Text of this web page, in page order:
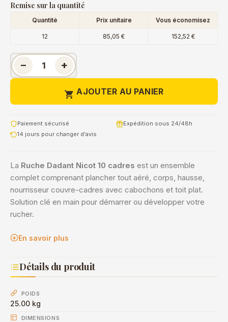
Remise sur la quantité
Quantité Prix unitaire Vous économisez
12 85,05 € 152,52 €
− +
 AJOUTER AU PANIER
Paiement sécurisé
Expédition sous 24/48h
14 jours pour changer d'avis
La Ruche Dadant Nicot 10 cadres est un ensemble
complet comprenant plancher tout aéré, corps, hausse,
nourrisseur couvre-cadres avec cabochons et toit plat.
Solution clé en main pour démarrer ou développer votre
rucher.
En savoir plus
Détails du produit
POIDS
25.00 kg
DIMENSIONS